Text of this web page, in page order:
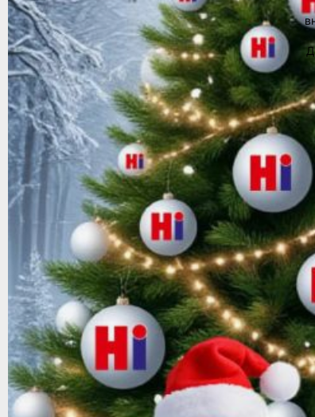
мелочь делает атмосферу по‑настоящему
праздничной. Кто-то встретит Новый год дома,
а кто-то пойдет в гости, прихватив с собой
не только подарки, но и тёплое, радостное
настроение.
Этот год, как и все предыдущие, оказался полон
контрастов: порой непростых вызовов, но и
ярких, незабываемых моментов, которые делают
жизнь по‑настоящему насыщенной. Мы вместе
переживали перемены, радовались успехам
и находили силы двигаться вперёд — и это
самое ценное.
Команда нашей редакции весь этот год работала
для вас: следила за событиями Хабаровска,
Хабаровского края, Дальнего Востока и всей
России, чтобы вы оставались в курсе самого
важного. Мы наполняли страницы сайта
историями о людях, вкладывающих душу в своё
дело: о профессионалах, незаурядных личностях
и простых горожанах с интересными судьбами,
а также вдохновляющими фоторепортажами,
дарящими вам добрые эмоции. Для нас большая
радость — знать, что вы с нами!
В наступающем 2026 году желаем вам свежих
идей и радостных открытий, осуществления
даже самых смелых мечт — пусть они станут
вашей новой реальностью, а также душевного